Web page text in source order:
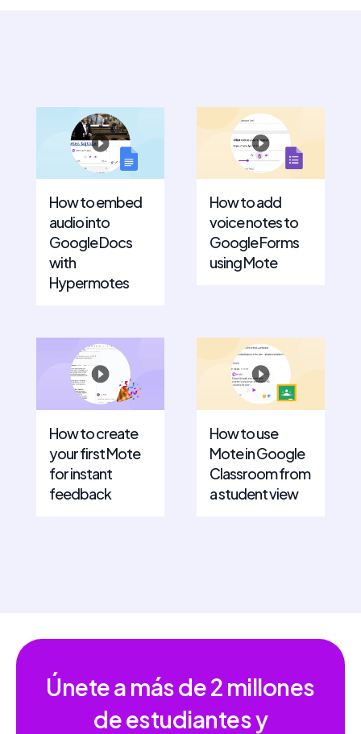
How to embed
audio into
Google Docs
with
Hypermotes
How to add
voice notes to
Google Forms
using Mote
How to create
your first Mote
for instant
feedback
How to use
Mote in Google
Classroom from
a student view
Únete a más de2 millones
de estudiantes y